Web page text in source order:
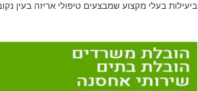
ביעילות בעלי מקצוע שמבצעים טיפולי אריזה בעין